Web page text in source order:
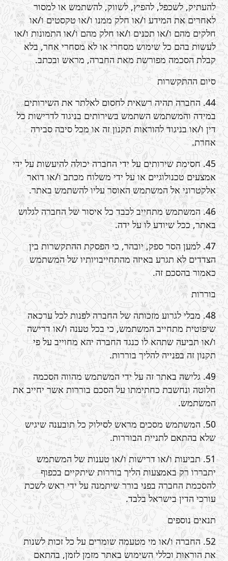
להעתיק, לשכפל, להפיץ, לשווק, להשתמש או למסור
לאחרים את המידע ו/או חלק ממנו ו/או טקסטים ו/או
חלקים מהם ו/או תכנים ו/או חלק מהם ו/או התמונות ו/או
לעשות בהם כל שימוש מסחרי או לא מסחרי אחר, בלא
קבלת הסכמה מפורשת מאת החברה, מראש ובכתב.
סיום ההתקשרות
44. החברה תהיה רשאית לחסום לאלתר את השירותים
במידה והמשתמש השתמש בשירותים בניגוד לדרישות כל
דין ו/או בניגוד להוראות תקנון זה או מכל סיבה סבירה
אחרת.
45. חסימת שירותים על ידי החברה יכולה להיעשות על ידי
אמצעים טכנולוגיים או על ידי משלוח מכתב ו/או דואר
אלקטרוני אל המשתמש האוסר עליו להשתמש באתר.
46. המשתמש מתחייב לכבד כל איסור של החברה לגלוש
באתר, ככל שיודע לו על ידה.
47. למען הסר ספק, יובהר, כי הפסקת ההתקשרות בין
הצדדים לא תגרע באיזה מהתחייבויותיו של המשתמש
כאמור בהסכם זה.
בוררות
48. מבלי לגרוע מזכותה של החברה לפנות לכל ערכאה
שיפוטית מתחייב המשתמש, כי בכל טענה ו/או דרישה
ו/או תביעה שתהא לו כנגד החברה יהא מחוייב על פי
תקנון זה בפנייה להליך בוררות.
49. גלישה באתר זה על ידי המשתמש מהווה הסכמה
חלוטה ונחשבת כחתימתו על הסכם בוררות אשר יחייב את
המשתמש.
50. המשתמש מסכים מראש לסילוק כל תובענה שיגיש
שלא בהתאם לתניית הבוררות.
51. תביעות ו/או דרישות ו/או טענות של המשתמש
יתבררו רק באמצעות הליך בוררות שיתקיים בכפוף
להסכמת החברה בפני בורר שיתמנה על ידי ראש לשכת
עורכי הדין בישראל בלבד.
תנאים נוספים
52. החברה ו/או מי מטעמה שומרים על כל זכות לשנות
את הוראות וכללי השימוש באתר מזמן לזמן, בהתאם